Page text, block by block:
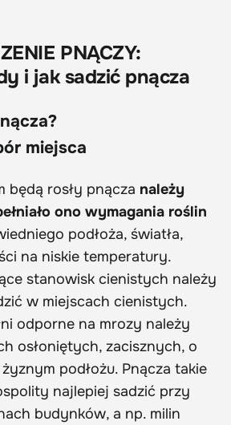
PNĄCZY:
i jak sadzić pnącza
miejsca
będą rosły pnącza należy
ono wymagania roślin
podłoża, światła,
na niskie temperatury.
stanowisk cienistych należy
w miejscach cienistych.
odporne na mrozy należy
osłoniętych, zacisznych, o
podłożu. Pnącza takie
najlepiej sadzić przy
budynków, a np. milin